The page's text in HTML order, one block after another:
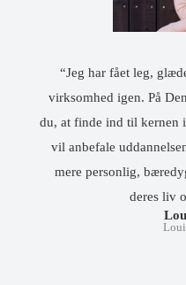
“Jeg har fået leg,
virksomhed igen. På
du, at finde ind til kernen
vil anbefale
mere personlig,
deres liv